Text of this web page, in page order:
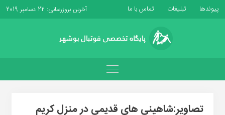
پیوندها تبلیغات تماس با ما آخرین بروزرسانی: 22 دسامبر 2019
تصاویر:شاهینی های قدیمی در منزل کریم